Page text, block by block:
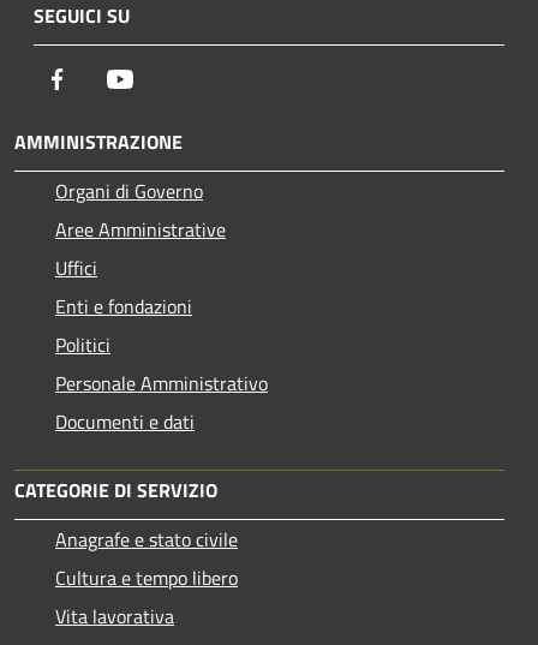
SEGUICI SU
Facebook
AMMINISTRAZIONE
Organi di Governo
Aree Amministrative
Uffici
Enti e fondazioni
Politici
Personale Amministrativo
Documenti e dati
CATEGORIE DI SERVIZIO
Anagrafe e stato civile
Cultura e tempo libero
Vita lavorativa